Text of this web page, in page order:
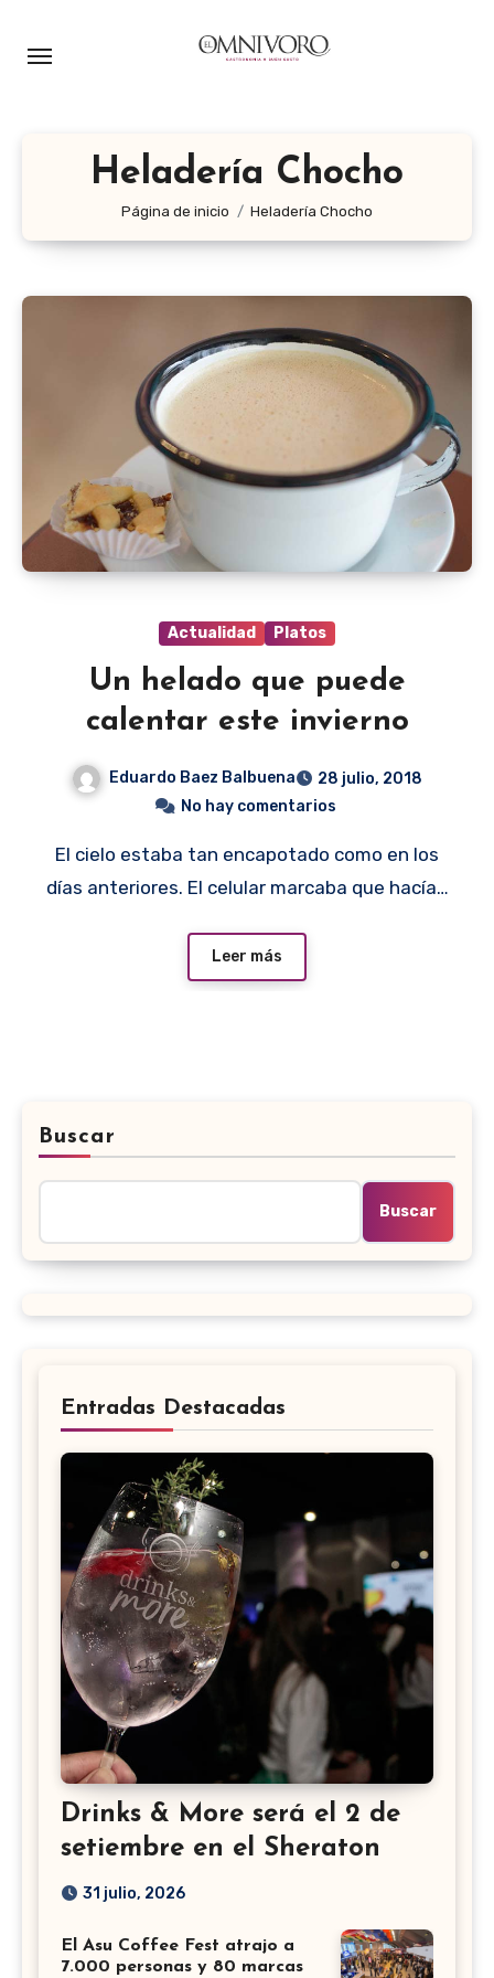
Heladería Chocho
Página de inicio Heladería Chocho
Actualidad Platos
Un helado que puede
calentar este invierno
Eduardo Baez Balbuena
28 julio, 2018
No hay comentarios
El cielo estaba tan encapotado como en los
días anteriores. El celular marcaba que hacía…
Leer más
Buscar
Buscar
Entradas Destacadas
Drinks & More será el 2 de
setiembre en el Sheraton
31 julio, 2026
El Asu Coffee Fest atrajo a
7.000 personas y 80 marcas